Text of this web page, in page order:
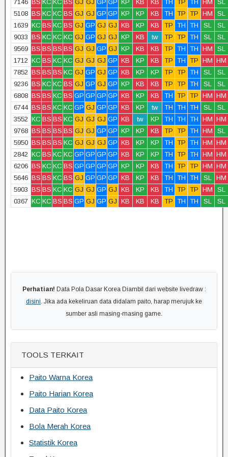
7146 BS KC KC BS GJ GJ GP GP KP KB KB TH TP TH HM
SL
5108 BS KC KC BS GJ GJ GP GP KP KP KB TH TP TP HM
SL
1639 KC BS KC BS GJ GP GJ GJ KB KP KB TP TH TH SL
SL
9033 BS KC KC KC GJ GP GJ GJ KP KB tw TP TP TH SL
SL
9569 BS BS BS BS GJ GJ GP GJ KP KB KB TP TH TH HM
SL
1712 KC BS KC KC GJ GJ GJ GP KB KP KB TP TH TP HM HM
7852 BS BS BS KC GJ GP GJ GP KB KP KP TP TP TH SL
SL
9236 BS KC KC BS GJ GP GJ GP KP KB KB TP TP TH SL
SL
6808 BS BS KC BS GP GP GP GP KB KP KB TH TP TP HM HM
6744 BS BS KC KC GP GJ GP GP KB KP tw TH TH TH SL
SL
3552 KC BS BS KC GJ GJ GJ GP KB tw KP TH TH TH HM HM
9768 BS BS BS BS GJ GJ GP GP KP KP KB TP TP TH HM
SL
5950 BS BS BS KC GJ GJ GJ GP KB KP KP TH TP TH HM HM
2842 KC BS KC KC GP GP GP GP KB KP KP TH TP TH HM HM
6206 BS KC KC BS GP GP GP GP KP KP KB TH TP TP HM HM
5646 BS BS KC BS GJ GP GP GP KB KP KB TH TH TH SL HM
5903 BS BS KC KC GJ GJ GP GJ KB KP KB TH TP TP HM
SL
0367 KC KC BS BS GP GJ GP GJ KB KB KB TP TH TH SL SL
Perhatian! Data Pola Dasar Korea Diambil dari website livedraw :
disini. Jika ada kekeliruan data didalam paito, harap merujuk ke
sumber asli masing-masing game.
TOOLS TERKAIT
Paito Warna Korea
Paito Harian Korea
Data Paito Korea
Bola Merah Korea
Statistik Korea